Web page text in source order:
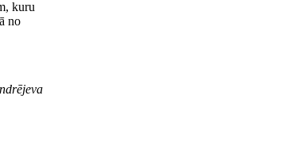
kuru
no